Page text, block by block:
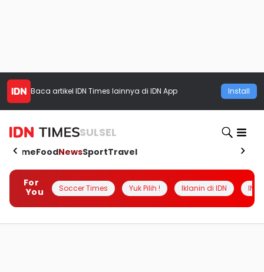
Baca artikel IDN Times lainnya di IDN App Install
SULSEL
HomeFoodNewsSportTravel
For
You
Soccer Times Yuk Pilih ! Iklanin di IDN